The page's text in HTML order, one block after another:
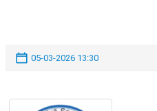
05-03-2026 13:30